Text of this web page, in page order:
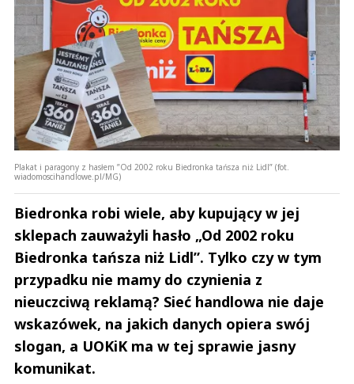
Plakat i paragony z hasłem ”Od 2002 roku Biedronka tańsza niż Lidl” (fot.
wiadomoscihandlowe.pl/MG)
Biedronka robi wiele, aby kupujący w jej
sklepach zauważyli hasło „Od 2002 roku
Biedronka tańsza niż Lidl”. Tylko czy w tym
przypadku nie mamy do czynienia z
nieuczciwą reklamą? Sieć handlowa nie daje
wskazówek, na jakich danych opiera swój
slogan, a UOKiK ma w tej sprawie jasny
komunikat.